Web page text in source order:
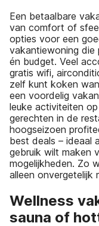
Een betaalbare
van comfort of
opties voor een
vakantiewoning die
én budget. Veel
gratis wifi,
zelf kunt koken
een voordelig
leuke activiteiten
gerechten in de
hoogseizoen
best deals – ideaal
gebruik wilt maken
mogelijkheden. Zo
alleen onvergetelijk
Wellness
sauna of